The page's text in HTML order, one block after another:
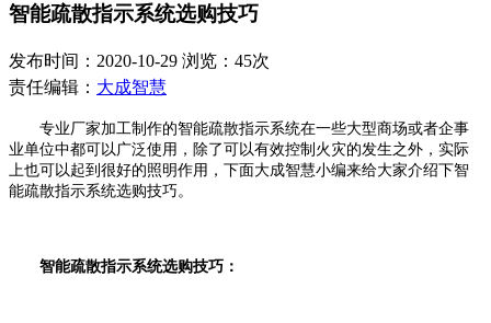
智能疏散指示系统选购技巧
发布时间：2020-10-29 浏览：45次
责任编辑： 大成智慧
专业厂家加工制作的智能疏散指示系统在一些大型商场或者企事
业单位中都可以广泛使用，除了可以有效控制火灾的发生之外，实际
上也可以起到很好的照明作用，下面大成智慧小编来给大家介绍下智
能疏散指示系统选购技巧。
智能疏散指示系统选购技巧：